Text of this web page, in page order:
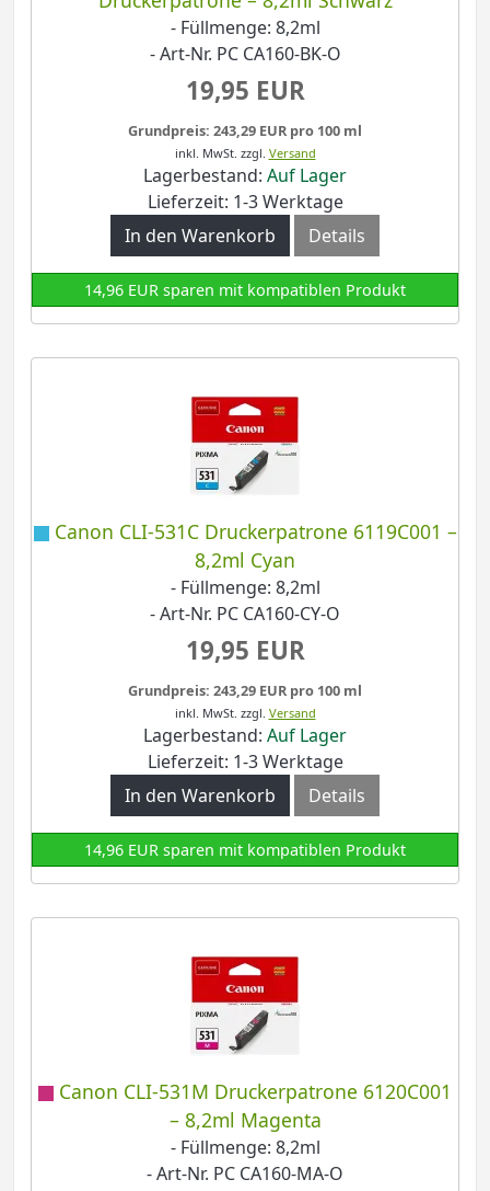
- Füllmenge: 8,2ml
- Art-Nr. PC CA160-BK-O
19,95 EUR
Grundpreis: 243,29 EUR pro 100 ml
inkl. MwSt. zzgl. Versand
Lagerbestand: Auf Lager
Lieferzeit: 1-3 Werktage
In den Warenkorb
Details
14,96 EUR sparen mit kompatiblen Produkt
Canon CLI-531C Druckerpatrone 6119C001 –
8,2ml Cyan
- Füllmenge: 8,2ml
- Art-Nr. PC CA160-CY-O
19,95 EUR
Grundpreis: 243,29 EUR pro 100 ml
inkl. MwSt. zzgl. Versand
Lagerbestand: Auf Lager
Lieferzeit: 1-3 Werktage
In den Warenkorb
Details
14,96 EUR sparen mit kompatiblen Produkt
Canon CLI-531M Druckerpatrone 6120C001
– 8,2ml Magenta
- Füllmenge: 8,2ml
- Art-Nr. PC CA160-MA-O